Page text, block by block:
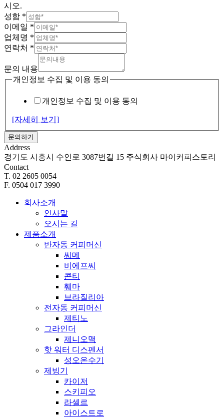
시오.
성함 *
이메일 *
업체명 *
연락처 *
문의 내용
개인정보 수집 및 이용 동의
개인정보 수집 및 이용 동의
[자세히 보기]
문의하기
Address
경기도 시흥시 수인로 3087번길 15 주식회사 마이커피스토리
Contact
T. 02 2605 0054
F. 0504 017 3990
회사소개
인사말
오시는 길
제품소개
반자동 커피머신
씨메
비에프씨
콘티
훼마
브라질리아
전자동 커피머신
제티노
그라인더
제니오맥
핫 워터 디스펜서
성오온수기
제빙기
카이저
스키피오
라셀르
아이스트로